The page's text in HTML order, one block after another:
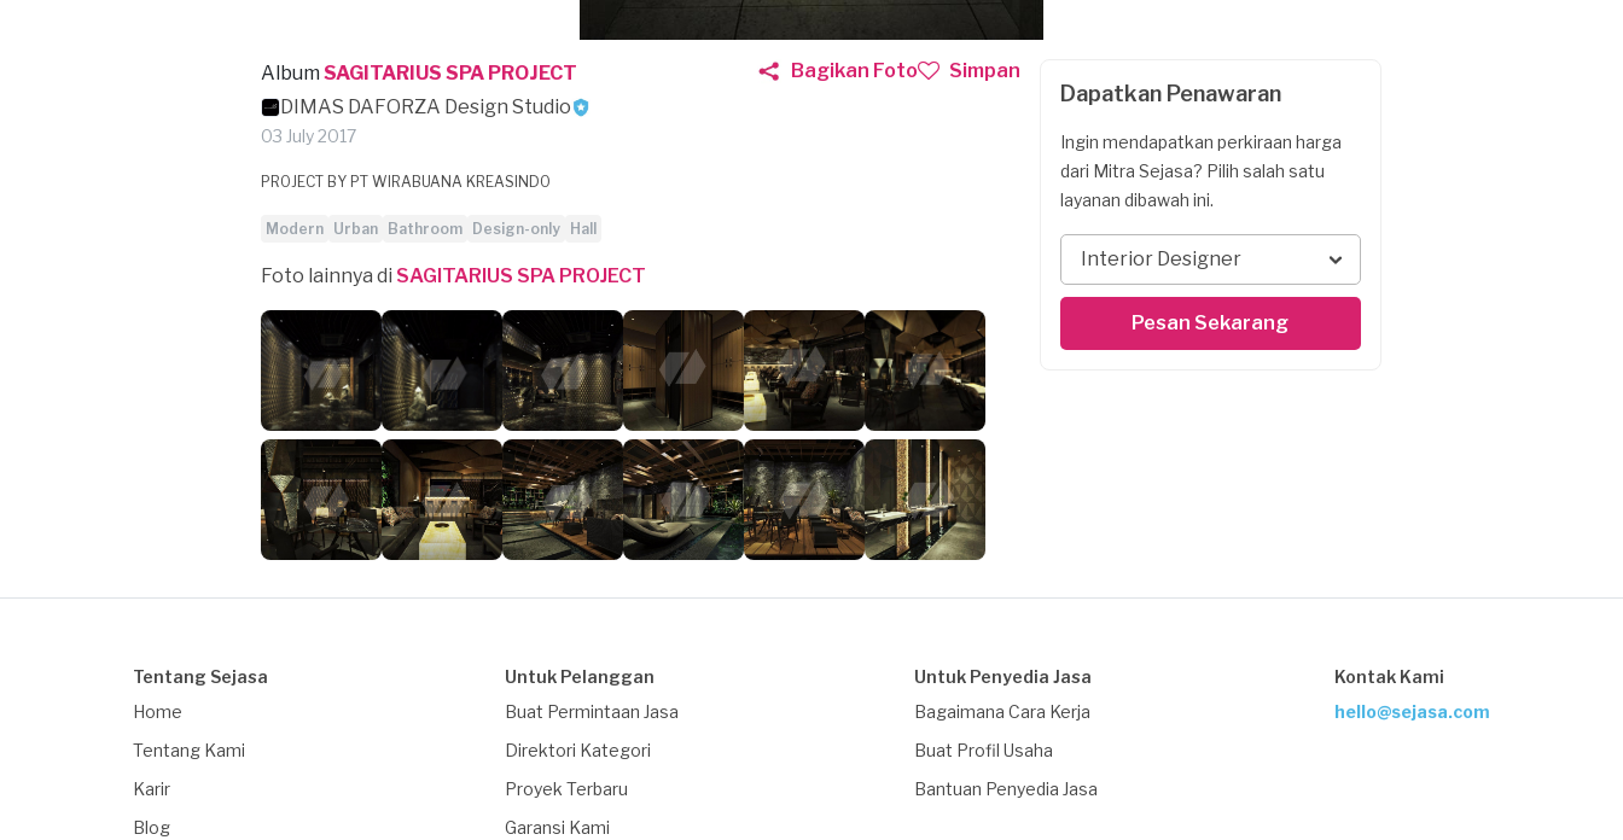
Album SAGITARIUS SPA PROJECT
DIMAS DAFORZA Design Studio
03 July 2017
Bagikan Foto Simpan
PROJECT BY PT WIRABUANA KREASINDO
Modern Urban Bathroom Design-only Hall
Foto lainnya di SAGITARIUS SPA PROJECT
Dapatkan Penawaran
Ingin mendapatkan perkiraan harga
dari Mitra Sejasa? Pilih salah satu
layanan dibawah ini.
Interior Designer
Pesan Sekarang
Tentang Sejasa
Home
Tentang Kami
Karir
Blog
Untuk Pelanggan
Buat Permintaan Jasa
Direktori Kategori
Proyek Terbaru
Garansi Kami
Untuk Penyedia Jasa
Bagaimana Cara Kerja
Buat Profil Usaha
Bantuan Penyedia Jasa
Kontak Kami
hello@sejasa.com